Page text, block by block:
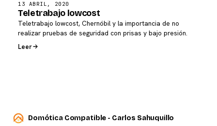
13 ABRIL, 2020
Teletrabajo lowcost
Teletrabajo lowcost, Chernóbil y la importancia de no
realizar pruebas de seguridad con prisas y bajo presión.
Leer
Domótica Compatible - Carlos Sahuquillo